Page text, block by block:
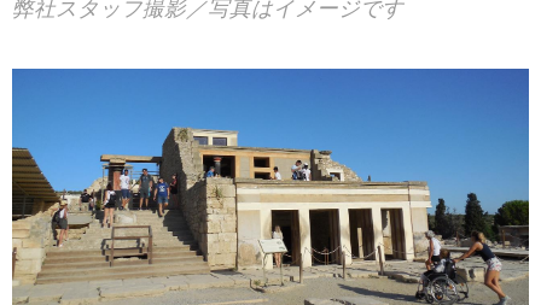
弊社スタッフ撮影／写真はイメージです